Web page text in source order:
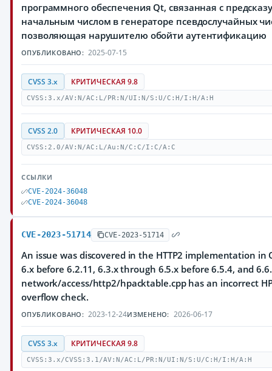
программного обеспечения Qt, связанная с
начальным числом в генераторе псевдослучайных
позволяющая нарушителю обойти аутентификацию
ОПУБЛИКОВАНО: 2025-07-15
CVSS 3.x КРИТИЧЕСКАЯ 9.8
CVSS:3.x/AV:N/AC:L/PR:N/UI:N/S:U/C:H/I:H/A:H
CVSS 2.0 КРИТИЧЕСКАЯ 10.0
CVSS:2.0/AV:N/AC:L/Au:N/C:C/I:C/A:C
ССЫЛКИ
CVE-2024-36048
CVE-2024-36048
CVE-2023-51714 CVE-2023-51714
An issue was discovered in the HTTP2 implementation in
6.x before 6.2.11, 6.3.x through 6.5.x before 6.5.4, and
network/access/http2/hpacktable.cpp has an incorrect
overflow check.
ОПУБЛИКОВАНО: 2023-12-24ИЗМЕНЕНО: 2026-06-17
CVSS 3.x КРИТИЧЕСКАЯ 9.8
CVSS:3.x/CVSS:3.1/AV:N/AC:L/PR:N/UI:N/S:U/C:H/I:H/A:H